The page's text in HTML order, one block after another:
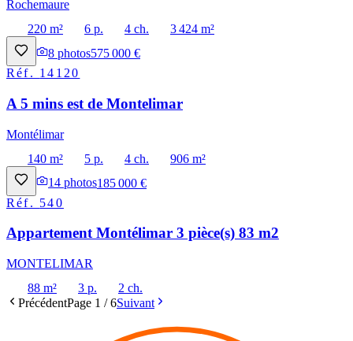
Rochemaure
220 m²
6 p. 4 ch.
3 424 m²
8 photos575 000 €
Réf. 14120
A 5 mins est de Montelimar
Montélimar
140 m²
5 p. 4 ch.
906 m²
14 photos185 000 €
Réf. 540
Appartement Montélimar 3 pièce(s) 83 m2
MONTELIMAR
88 m²
3 p.
2 ch.
PrécédentPage 1 /6Suivant